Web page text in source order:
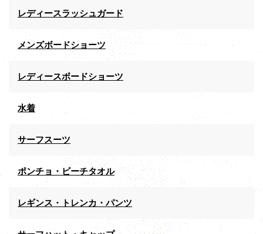
レディースラッシュガード
メンズボードショーツ
レディースボードショーツ
水着
サーフスーツ
ポンチョ・ビーチタオル
レギンス・トレンカ・パンツ